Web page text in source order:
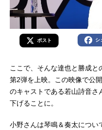
ポスト シ
ここで、そんな達也と勝成と
第2弾を上映。この映像で公
のキャストである若山詩音さ
下げることに。
小野さんは琴鳴＆奏太につい